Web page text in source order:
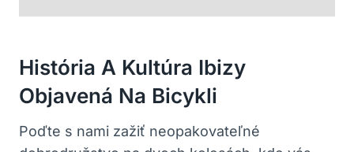
História A Kultúra Ibizy
Objavená Na Bicykli
Poďte s nami zažiť neopakovateľné